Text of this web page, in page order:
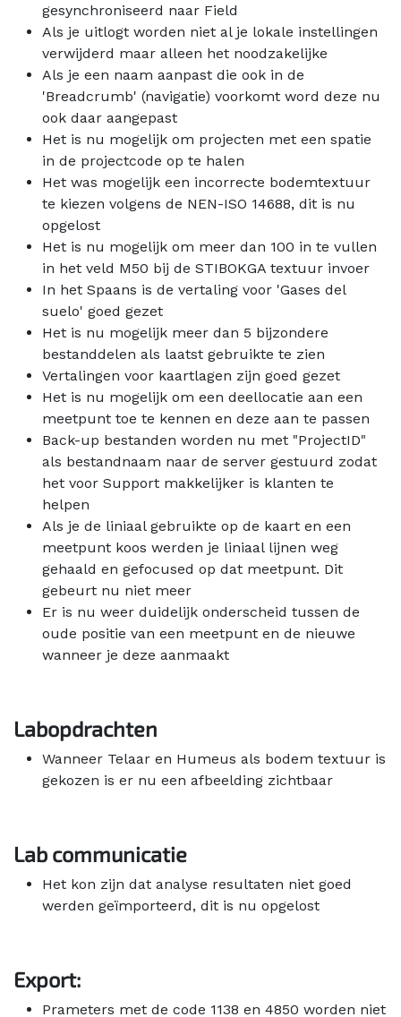
gesynchroniseerd naar Field
Als je uitlogt worden niet al je lokale instellingen
verwijderd maar alleen het noodzakelijke
Als je een naam aanpast die ook in de
'Breadcrumb' (navigatie) voorkomt word deze nu
ook daar aangepast
Het is nu mogelijk om projecten met een spatie
in de projectcode op te halen
Het was mogelijk een incorrecte bodemtextuur
te kiezen volgens de NEN-ISO 14688, dit is nu
opgelost
Het is nu mogelijk om meer dan 100 in te vullen
in het veld M50 bij de STIBOKGA textuur invoer
In het Spaans is de vertaling voor 'Gases del
suelo' goed gezet
Het is nu mogelijk meer dan 5 bijzondere
bestanddelen als laatst gebruikte te zien
Vertalingen voor kaartlagen zijn goed gezet
Het is nu mogelijk om een deellocatie aan een
meetpunt toe te kennen en deze aan te passen
Back-up bestanden worden nu met "ProjectID"
als bestandnaam naar de server gestuurd zodat
het voor Support makkelijker is klanten te
helpen
Als je de liniaal gebruikte op de kaart en een
meetpunt koos werden je liniaal lijnen weg
gehaald en gefocused op dat meetpunt. Dit
gebeurt nu niet meer
Er is nu weer duidelijk onderscheid tussen de
oude positie van een meetpunt en de nieuwe
wanneer je deze aanmaakt
Labopdrachten
Wanneer Telaar en Humeus als bodem textuur is
gekozen is er nu een afbeelding zichtbaar
Lab communicatie
Het kon zijn dat analyse resultaten niet goed
werden geïmporteerd, dit is nu opgelost
Export:
Prameters met de code 1138 en 4850 worden niet